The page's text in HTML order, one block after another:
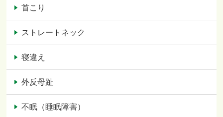
首こり
ストレートネック
寝違え
外反母趾
不眠（睡眠障害）